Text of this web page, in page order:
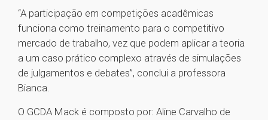
“A participação em competições acadêmicas
funciona como treinamento para o competitivo
mercado de trabalho, vez que podem aplicar a teoria
a um caso prático complexo através de simulações
de julgamentos e debates”, conclui a professora
Bianca.
O GCDA Mack é composto por: Aline Carvalho de